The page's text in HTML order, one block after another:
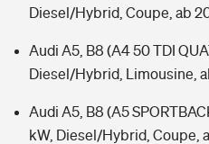
Diesel/Hybrid, Coupe, ab
Audi A5, B8 (A4 50 TDI
Diesel/Hybrid, Limousine,
Audi A5, B8 (A5
kW, Diesel/Hybrid, Coupe,